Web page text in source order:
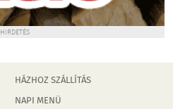
HIRDETÉS
HÁZHOZ SZÁLLÍTÁS
NAPI MENÜ